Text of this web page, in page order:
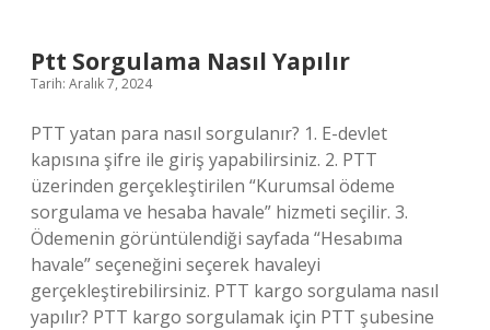
Ptt Sorgulama Nasıl Yapılır
Tarih: Aralık 7, 2024
PTT yatan para nasıl sorgulanır? 1. E-devlet
kapısına şifre ile giriş yapabilirsiniz. 2. PTT
üzerinden gerçekleştirilen “Kurumsal ödeme
sorgulama ve hesaba havale” hizmeti seçilir. 3.
Ödemenin görüntülendiği sayfada “Hesabıma
havale” seçeneğini seçerek havaleyi
gerçekleştirebilirsiniz. PTT kargo sorgulama nasıl
yapılır? PTT kargo sorgulamak için PTT şubesine